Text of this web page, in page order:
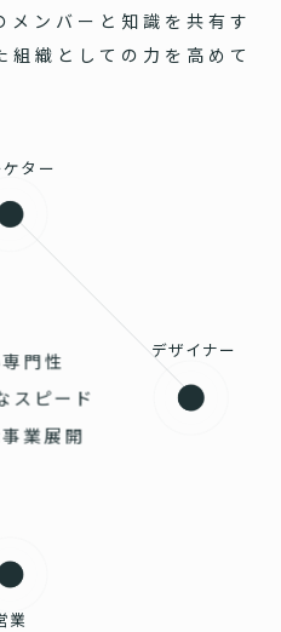
ター
デザイナー
業
門性
スピード
業展開
メンバーと知識を共有す
組織としての力を高めて